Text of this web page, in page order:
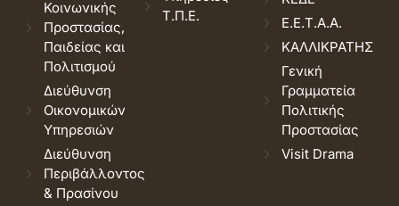
Κοινωνικής
Προστασίας,
Παιδείας και
Πολιτισμού
Διεύθυνση
Οικονομικών
Υπηρεσιών
Διεύθυνση
Περιβάλλοντος
& Πρασίνου
Τ.Π.Ε.
Ε.Ε.Τ.Α.Α.
ΚΑΛΛΙΚΡΑΤΗΣ
Γενική
Γραμματεία
Πολιτικής
Προστασίας
Visit Drama